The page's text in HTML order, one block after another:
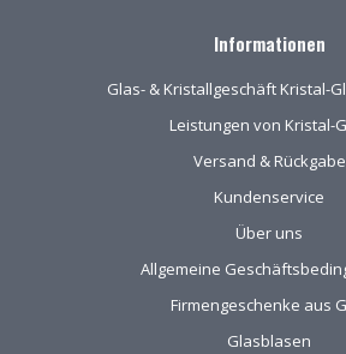
Informationen
Glas- & Kristallgeschäft Kristal-
Leistungen von Kristal-
Versand & Rückgabe
Kundenservice
Über uns
Allgemeine
Firmengeschenke aus
Glasblasen